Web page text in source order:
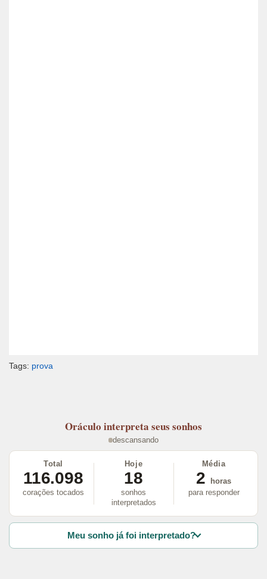
Tags: prova
Oráculo interpreta seus sonhos
descansando
Total
116.098
corações tocados
Hoje
18
sonhos
interpretados
Média
2
horas
para responder
Meu sonho já foi interpretado?